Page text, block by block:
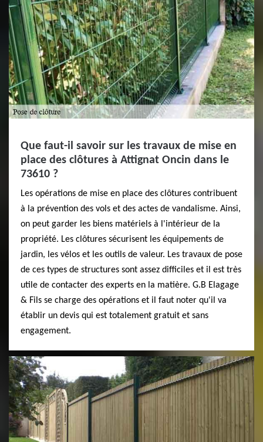
Que faut-il savoir sur les travaux de mise en
place des clôtures à Attignat Oncin dans le
73610 ?
Les opérations de mise en place des clôtures contribuent
à la prévention des vols et des actes de vandalisme. Ainsi,
on peut garder les biens matériels à l'intérieur de la
propriété. Les clôtures sécurisent les équipements de
jardin, les vélos et les outils de valeur. Les travaux de pose
de ces types de structures sont assez difficiles et il est très
utile de contacter des experts en la matière. G.B Elagage
& Fils se charge des opérations et il faut noter qu'il va
établir un devis qui est totalement gratuit et sans
engagement.